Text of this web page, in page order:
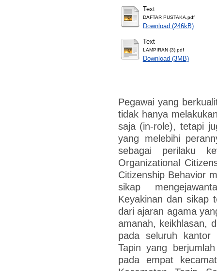
Text
DAFTAR PUSTAKA.pdf
Download (246kB)
Text
LAMPIRAN (3).pdf
Download (3MB)
Pegawai yang
tidak hanya
saja (in-role), tetapi
yang melebihi
sebagai perilaku
Organizational
Citizenship Behavior
sikap
Keyakinan dan sikap
dari ajaran agama
amanah, keikhlasan,
pada seluruh kantor
Tapin yang
pada empat